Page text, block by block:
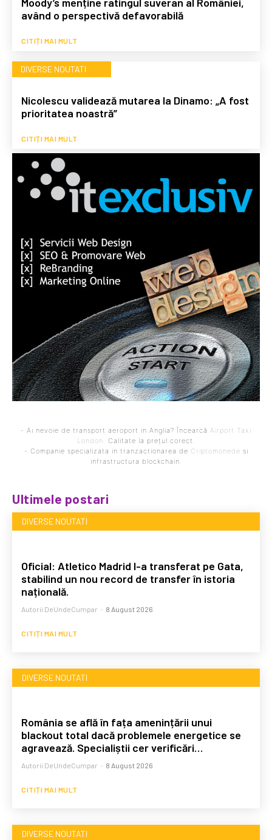
având o perspectivă defavorabilă
CITIȚI MAI MULT
DIVERSE NOUTATI
Nicolescu validează mutarea la Dinamo: „A fost
prioritatea noastră”
CITIȚI MAI MULT
- Ai nevoie de transport aeroport in Anglia? Încearcă Airport Taxi
London
. Calitate la prețul corect.
- Companie specializata in tranzactionarea de Criptomonede si
infrastructura blockchain.
Ultimele postari
DIVERSE NOUTATI
Oficial: Atletico Madrid l-a transferat pe Gata,
stabilind un nou record de transfer în istoria
națională.
Autorii DeUndeCumpar - 8 August 2026
CITIȚI MAI MULT
DIVERSE NOUTATI
România se află în fața amenințării unui
blackout total dacă problemele energetice se
agravează. Specialiștii cer verificări…
Autorii DeUndeCumpar - 8 August 2026
CITIȚI MAI MULT
DIVERSE NOUTATI